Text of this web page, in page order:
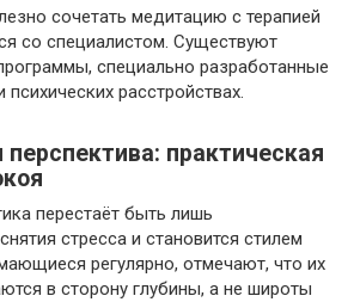
сочетать медитацию с терапией
со специалистом. Существуют
специально разработанные
расстройствах.
практическая
перестаёт быть лишь
стресса и становится стилем
регулярно, отмечают, что их
в сторону глубины, а не широты